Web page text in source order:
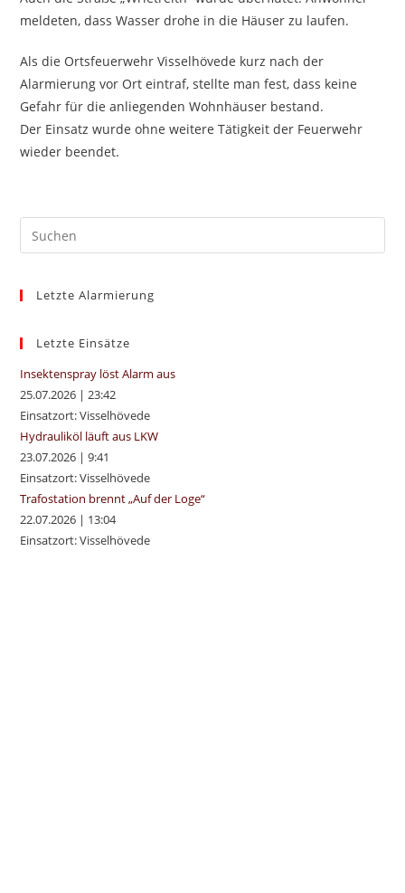
meldeten, dass Wasser drohe in die Häuser zu laufen.
Als die Ortsfeuerwehr Visselhövede kurz nach der
Alarmierung vor Ort eintraf, stellte man fest, dass keine
Gefahr für die anliegenden Wohnhäuser bestand.
Der Einsatz wurde ohne weitere Tätigkeit der Feuerwehr
wieder beendet.
Letzte Alarmierung
Letzte Einsätze
Insektenspray löst Alarm aus
25.07.2026 |23:42
Einsatzort: Visselhövede
Hydrauliköl läuft aus LKW
23.07.2026 |9:41
Einsatzort: Visselhövede
Trafostation brennt „Auf der Loge“
22.07.2026 | 13:04
Einsatzort: Visselhövede